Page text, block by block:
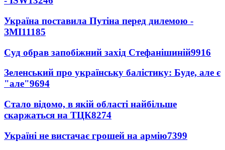
Україна поставила Путіна перед дилемою -
ЗМІ11185
Суд обрав запобіжний захід Стефанішиній9916
Зеленський про українську балістику: Буде, але є
"але"9694
Стало відомо, в якій області найбільше
скаржаться на ТЦК8274
Україні не вистачає грошей на армію7399